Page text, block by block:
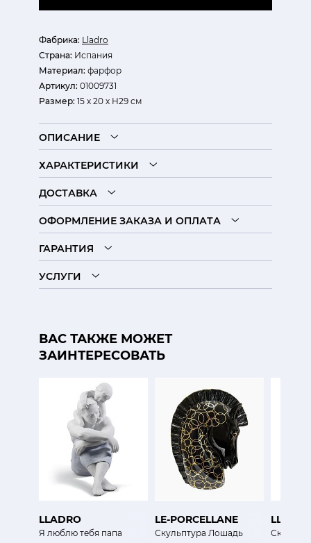
Фабрика: Lladro
Страна: Испания
Материал: фарфор
Артикул: 01009731
Размер: 15 х 20 х H29 см
ОПИСАНИЕ
ХАРАКТЕРИСТИКИ
ДОСТАВКА
ОФОРМЛЕНИЕ ЗАКАЗА И ОПЛАТА
ГАРАНТИЯ
УСЛУГИ
ВАС ТАКЖЕ МОЖЕТ
ЗАИНТЕРЕСОВАТЬ
LLADRO
Я люблю тебя папа
LE-PORCELLANE
Скульптура Лошадь